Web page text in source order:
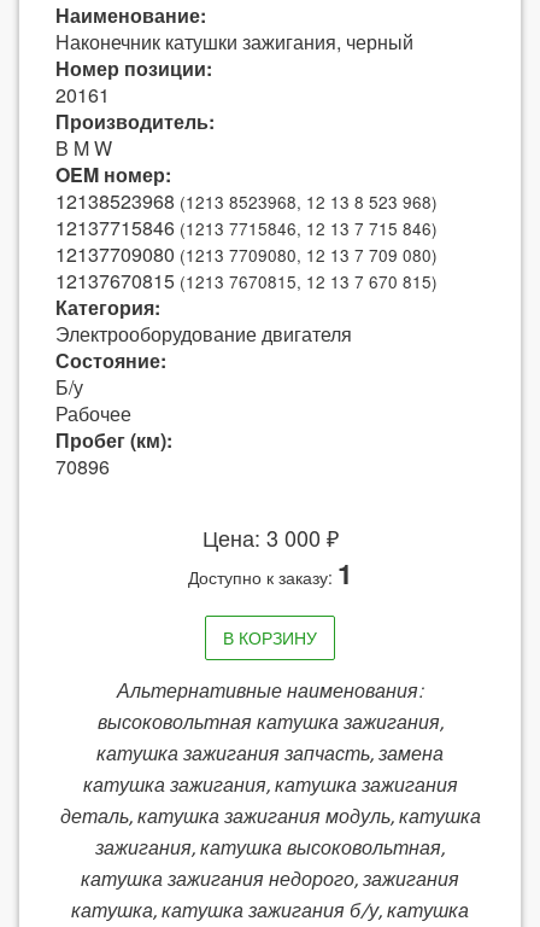
Наименование:
Наконечник катушки зажигания, черный
Номер позиции:
20161
Производитель:
B M W
OEM номер:
12138523968 (1213 8523968, 12 13 8 523 968)
12137715846 (1213 7715846, 12 13 7 715 846)
12137709080 (1213 7709080, 12 13 7 709 080)
12137670815 (1213 7670815, 12 13 7 670 815)
Категория:
Электрооборудование двигателя
Состояние:
Б/у
Рабочее
Пробег (км):
70896
Цена: 3 000 ₽
Доступно к заказу: 1
В КОРЗИНУ
Альтернативные наименования:
высоковольтная катушка зажигания,
катушка зажигания запчасть, замена
катушка зажигания, катушка зажигания
деталь, катушка зажигания модуль, катушка
зажигания, катушка высоковольтная,
катушка зажигания недорого, зажигания
катушка, катушка зажигания б/у, катушка